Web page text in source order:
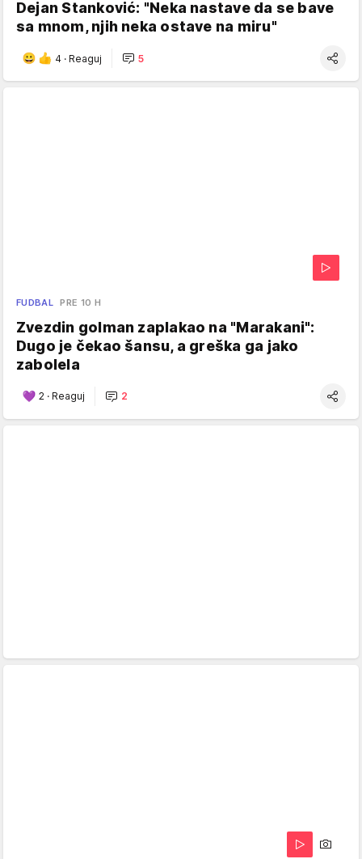
Dejan Stanković: "Neka nastave da se bave
sa mnom, njih neka ostave na miru"
4 · Reaguj 5
FUDBAL PRE 10 H
Zvezdin golman zaplakao na "Marakani":
Dugo je čekao šansu, a greška ga jako
zabolela
2 · Reaguj 2